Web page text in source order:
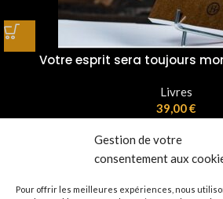
Gestion de votre
consentement aux
Pour offrir les meilleures expériences, nous
Votre esprit sera toujours
Livres
39,00€